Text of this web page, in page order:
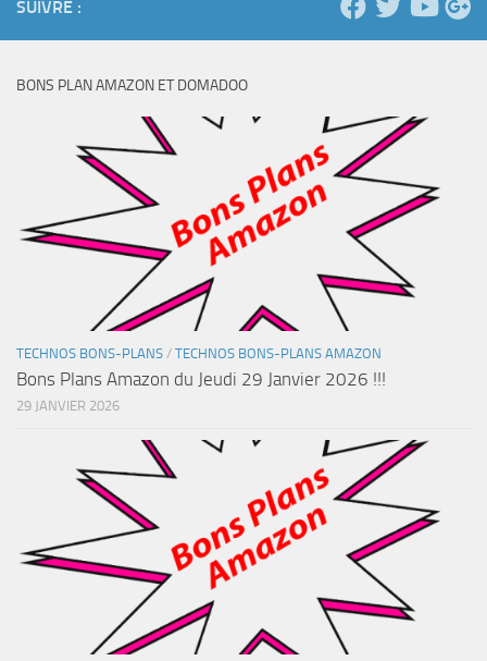
SUIVRE :
BONS PLAN AMAZON ET DOMADOO
TECHNOS BONS-PLANS / TECHNOS BONS-PLANS AMAZON
Bons Plans Amazon du Jeudi 29 Janvier 2026 !!!
29 JANVIER 2026